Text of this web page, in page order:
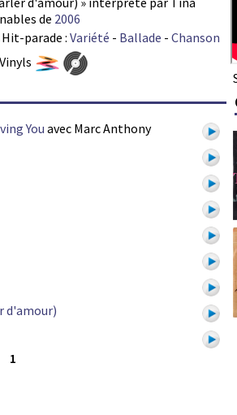
de 2006
parade : Variété - Ballade - Chanson
Youavec Marc Anthony
d'amour)
1